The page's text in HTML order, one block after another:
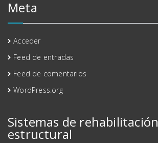
Meta
Acceder
Feed de entradas
Feed de comentarios
WordPress.org
Sistemas de rehabilitación
estructural